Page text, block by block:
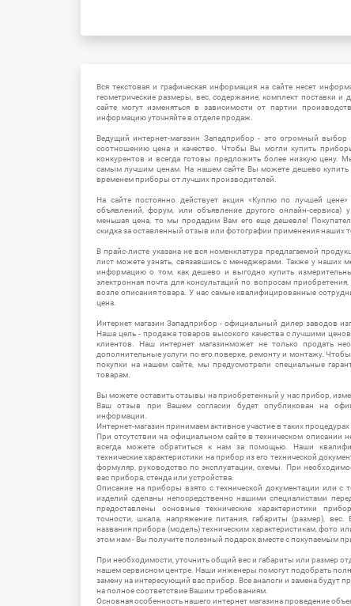
Вся текстовая и графическая информация на сайте несет
геометрические размеры, вес, содержание, комплект поставки и
сайте могут изменяться в зависимости от партии
информацию уточняйте в отделе продаж.
Ведущий интернет-магазин Западприбор - это огромный
соотношению цена и качество. Чтобы Вы могли купить
конкурентов и всегда готовы предложить более низкую цену.
самым лучшим ценам. На нашем сайте Вы можете дешево купить
временем приборы от лучших производителей.
На сайте постоянно действует акция «Куплю по лучшей
объявлений, форум, или объявление другого онлайн-сервиса)
меньшая цена, то мы продадим Вам его еще дешевле!
скидка за оставленный отзыв или фотографии применения наших
В прайс-листе указана не вся номенклатура предлагаемой
лист можете узнать, связавшись с менеджерами. Также у
информацию о том, как дешево и выгодно купить
электронная почта для консультаций по вопросам
возле описания товара. У нас самые квалифицированные
цена.
Интернет магазин Западприбор - официальный дилер заводов
Наша цель - продажа товаров высокого качества с лучшими
клиентов. Наш интернет магазинможет не только продать
дополнительные услуги по его поверке, ремонту и монтажу.
покупки на нашем сайте, мы предусмотрели специальные
товарам.
Вы можете оставить отзывы на приобретенный у нас прибор,
Ваш отзыв при Вашем согласии будет опубликован на
информации.
Интернет-магазин принимаем активное участие в таких
При отсутствии на официальном сайте в техническом
всегда можете обратиться к нам за помощью. Наши
технические характеристики на прибор из его технической
формуляр, руководство по эксплуатации, схемы. При
вас прибора, стенда или устройства.
Описание на приборы взято с технической документации или с
изделий сделаны непосредственно нашими специалистами
предоставлены основные технические характеристики
точности, шкала, напряжение питания, габариты (размер),
названия прибора (модель) техническим характеристикам, фото
этом нам - Вы получите полезный подарок вместе с покупаемым
При необходимости, уточнить общий вес и габариты или размер
нашем сервисном центре. Наши инженеры помогут подобрать
замену на интересующий вас прибор. Все аналоги и замена будут
на полное соответствие Вашим требованиям.
Основная особенность нашего интернет магазина проведение